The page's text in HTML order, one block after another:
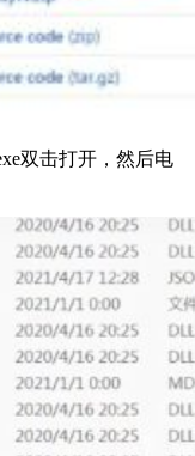
双击打开，然后电